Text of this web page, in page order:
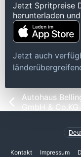
Jetzt Spritpreise
herunterladen
Jetzt auch
Autohaus
GmbH & Co.KG
Kontakt Impressum